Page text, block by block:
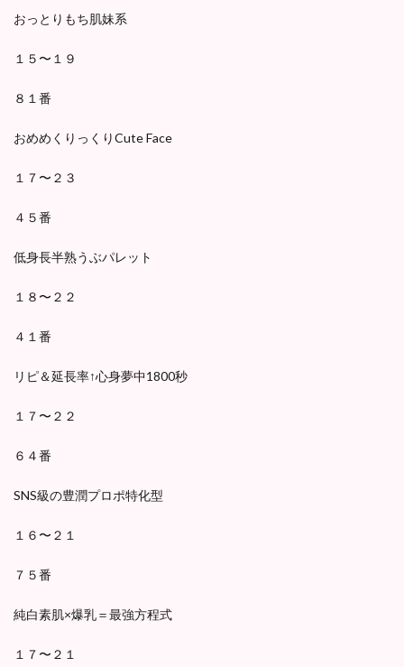
おっとりもち肌妹系
１５〜１９
８１番
おめめくりっくりCute Face
１７〜２３
４５番
低身長半熟うぶパレット
１８〜２２
４１番
リピ＆延長率↑心身夢中1800秒
１７〜２２
６４番
SNS級の豊潤プロポ特化型
１６〜２１
７５番
純白素肌×爆乳＝最強方程式
１７〜２１